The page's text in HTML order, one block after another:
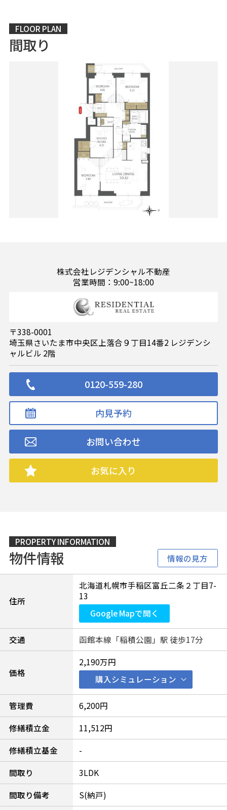
FLOOR PLAN
間取り
株式会社レジデンシャル不動産
営業時間：9:00~18:00
〒338-0001
埼玉県さいたま市中央区上落合９丁目14番2 レジデンシ
ャルビル 2階
0120-559-280
内見予約
お問い合わせ
お気に入り
PROPERTY INFORMATION
物件情報 情報の見方
住所
北海道札幌市手稲区富丘二条２丁目7-
13
Google Mapで開く
交通 函館本線「稲積公園」駅 徒歩17分
価格
2,190万円
購入シミュレーション
管理費
6,200円
修繕積立金
11,512円
修繕積立基金
-
間取り
3LDK
間取り備考
S(納戸)